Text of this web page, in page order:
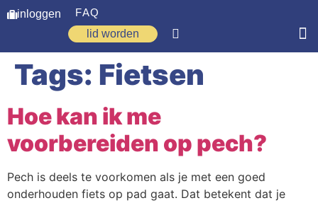
inloggen
FAQ
lid worden
Home
Spirituele reis
Tags: Fietsen
Hoe kan ik me
voorbereiden op pech?
Pech is deels te voorkomen als je met een goed
onderhouden fiets op pad gaat. Dat betekent dat je